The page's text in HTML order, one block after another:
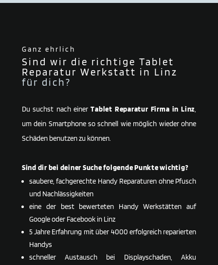
Ganz ehrlich
Sind wir die richtige Tablet
Reparatur Werkstatt in Linz
für dich?
Du suchst nach einerTablet Reparatur Firma in Linz,
um dein Smartphone so schnell wie möglich wieder ohne
Schäden benutzen zu können.
Sind dir bei deiner Suche folgende Punkte wichtig?
saubere, fachgerechte Handy Reparaturen ohne Pfusch
und Nachlässigkeiten
eine der best bewerteten Handy Werkstätten auf
Google oder Facebook in Linz
5 Jahre Erfahrung mit über 4000 erfolgreich reparierten
Handys
schneller Austausch bei Displayschaden, Akku